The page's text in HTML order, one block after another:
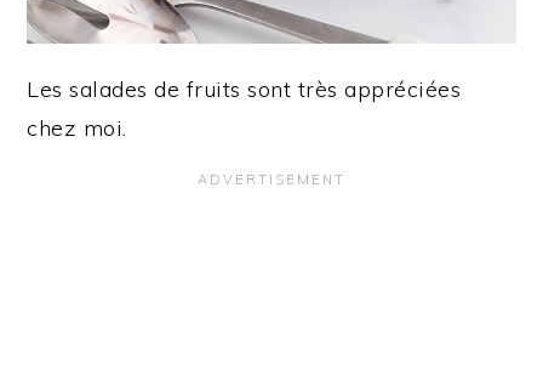
Les salades de fruits sont très appréciées
chez moi.